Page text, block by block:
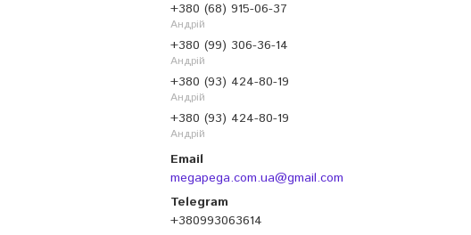
+380 (68) 915-06-37
Андрій
+380 (99) 306-36-14
Андрій
+380 (93) 424-80-19
Андрій
+380 (93) 424-80-19
Андрій
megapega.com.ua@gmail.com
+380993063614